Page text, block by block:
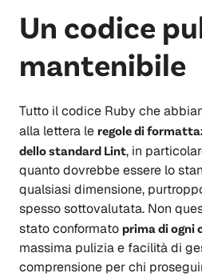
Un codice
mantenibile
Tutto il codice Ruby che
alla lettera le regole di
dello standard Lint, in
quanto dovrebbe essere lo
qualsiasi dimensione,
spesso sottovalutata. Non
stato conformato prima di ogni
massima pulizia e facilità di
comprensione per chi